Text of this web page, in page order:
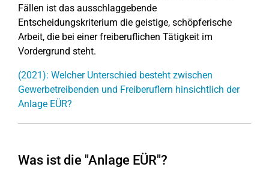
Fällen ist das ausschlaggebende
Entscheidungskriterium die geistige, schöpferische
Arbeit, die bei einer freiberuflichen Tätigkeit im
Vordergrund steht.
(2021): Welcher Unterschied besteht zwischen
Gewerbetreibenden und Freiberuflern hinsichtlich der
Anlage EÜR?
Was ist die "Anlage EÜR"?